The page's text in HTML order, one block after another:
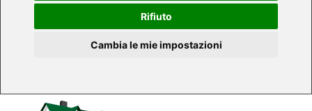
Rifiuto
Cambia le mie impostazioni